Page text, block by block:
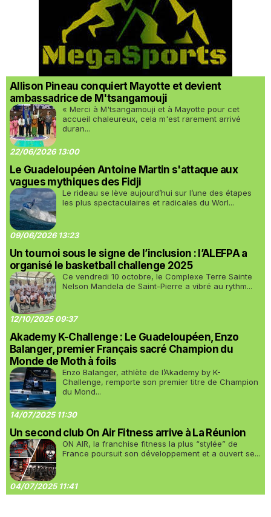
Allison Pineau conquiert Mayotte et devient
ambassadrice de M'tsangamouji
« Merci à M'tsangamouji et à Mayotte pour cet
accueil chaleureux, cela m'est rarement arrivé
duran...
22/06/2026 13:00
Le Guadeloupéen Antoine Martin s'attaque aux
vagues mythiques des Fidji
Le rideau se lève aujourd’hui sur l’une des étapes
les plus spectaculaires et radicales du Worl...
09/06/2026 13:23
Un tournoi sous le signe de l’inclusion : l’ALEFPA a
organisé le basketball challenge 2025
Ce vendredi 10 octobre, le Complexe Terre Sainte
Nelson Mandela de Saint-Pierre a vibré au rythm...
12/10/2025 09:37
Akademy K-Challenge : Le Guadeloupéen, Enzo
Balanger, premier Français sacré Champion du
Monde de Moth à foils
Enzo Balanger, athlète de l’Akademy by K-
Challenge, remporte son premier titre de Champion
du Mond...
14/07/2025 11:30
Un second club On Air Fitness arrive à La Réunion
ON AIR, la franchise fitness la plus “stylée” de
France poursuit son développement et a ouvert se...
04/07/2025 11:41